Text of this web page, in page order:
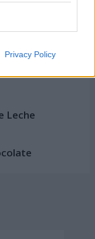
Privacy Policy
Leche